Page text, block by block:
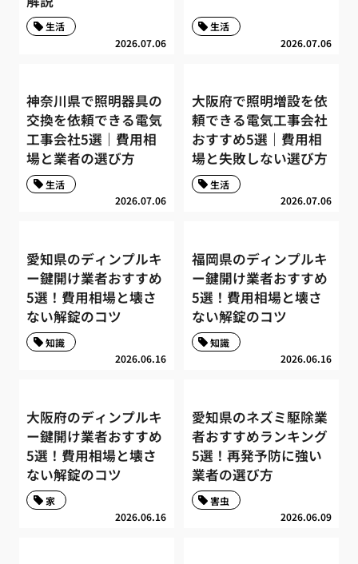
2026.07.06
生活
2026.07.06
生活
神奈川県で照明器具の
交換を依頼できる電気
工事会社5選｜費用相
場と業者の選び方
2026.07.06
生活
大阪府で照明増設を依
頼できる電気工事会社
おすすめ5選｜費用相
場と失敗しない選び方
2026.07.06
生活
愛知県のディンプルキ
ー鍵開け業者おすすめ
5選！費用相場と壊さ
ない解錠のコツ
2026.06.16
知識
福岡県のディンプルキ
ー鍵開け業者おすすめ
5選！費用相場と壊さ
ない解錠のコツ
2026.06.16
知識
大阪府のディンプルキ
ー鍵開け業者おすすめ
5選！費用相場と壊さ
ない解錠のコツ
2026.06.16
家
愛知県のネズミ駆除業
者おすすめランキング
5選！再発予防に強い
業者の選び方
2026.06.09
害虫